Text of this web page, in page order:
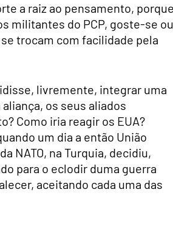
a raiz ao pensamento,
militantes do PCP, goste-se ou
trocam com facilidade pela
livremente, integrar uma
os seus aliados
Como iria reagir os EUA?
um dia a então União
NATO, na Turquia, decidiu,
para o eclodir duma guerra
aceitando cada uma das